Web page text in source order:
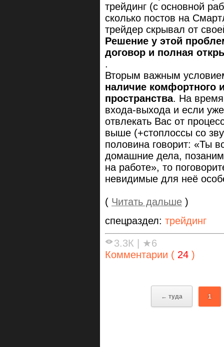
трейдинг (с основной
сколько постов на
трейдер скрывал от
Решение у этой
договор и полная
.
Вторым важным
наличие комфортного
пространства. На время
входа-выхода и если
отвлекать Вас от
выше (+стоплоссы со
половина говорит: «Ты
домашние дела,
на работе», то
невидимые для неё
( Читать дальше )
спецраздел: трейдинг
3.3К
★6
Комментарии ( 24 )
← туда 1